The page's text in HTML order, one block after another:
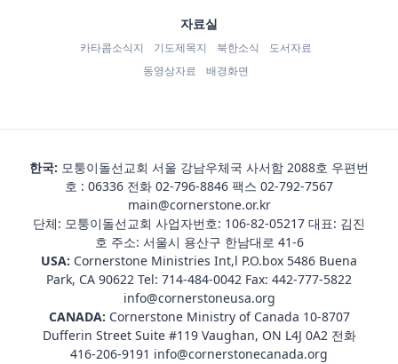
자료실
카타콤소식지 기도제목지 북한소식
도서자료
동영상자료
배경화면
한국: 모퉁이돌선교회 서울 강남우체국 사서함 2088호 우편번
호 : 06336 전화 02-796-8846 팩스 02-792-7567
main@cornerstone.or.kr
단체: 모퉁이돌선교회 사업자번호: 106-82-05217 대표: 김진
호 주소: 서울시 용산구 한남대로 41-6
USA: Cornerstone Ministries Int,l P.O.box 5486 Buena
Park, CA 90622 Tel: 714-484-0042 Fax: 442-777-5822
info@cornerstoneusa.org
CANADA: Cornerstone Ministry of Canada 10-8707
Dufferin Street Suite #119 Vaughan, ON L4J 0A2 전화
416-206-9191 info@cornerstonecanada.org